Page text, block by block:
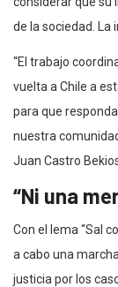
de la sociedad. La
“El trabajo
vuelta a Chile a
para que
nuestra
Juan Castro
“Ni una
Con el lema “Sal
a cabo una
justicia por los